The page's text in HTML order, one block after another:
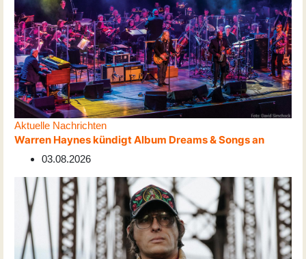
Aktuelle Nachrichten
Warren Haynes kündigt Album Dreams & Songs an
03.08.2026